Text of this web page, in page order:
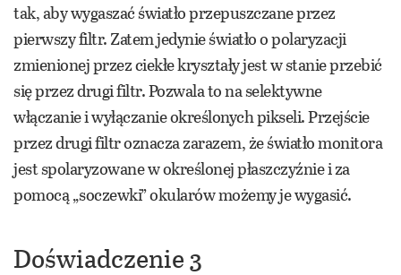
tak, aby wygaszać światło przepuszczane przez
pierwszy filtr. Zatem jedynie światło o polaryzacji
zmienionej przez ciekłe kryształy jest w stanie przebić
się przez drugi filtr. Pozwala to na selektywne
włączanie i wyłączanie określonych pikseli. Przejście
przez drugi filtr oznacza zarazem, że światło monitora
jest spolaryzowane w określonej płaszczyźnie i za
pomocą „soczewki” okularów możemy je wygasić.
Doświadczenie 3